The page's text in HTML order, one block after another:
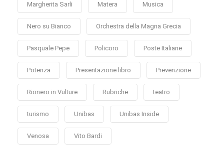
Margherita Sarli Matera Musica
Nero su Bianco Orchestra della Magna Grecia
Pasquale Pepe Policoro Poste Italiane
Potenza Presentazione libro Prevenzione
Rionero in Vulture Rubriche teatro
turismo Unibas Unibas Inside
Venosa Vito Bardi